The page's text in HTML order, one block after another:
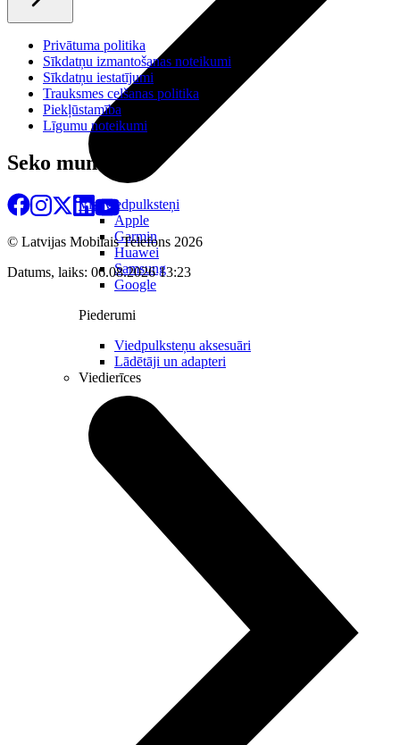
Visi viedpulksteņi
Apple
Garmin
Huawei
Samsung
Google
Piederumi
Viedpulksteņu aksesuāri
Lādētāji un adapteri
Viedierīces
Privātuma politika
Sīkdatņu izmantošanas noteikumi
Sīkdatņu iestatījumi
Trauksmes celšanas politika
Piekļūstamība
Līgumu noteikumi
Seko mums
© Latvijas Mobilais Telefons 2026
Datums, laiks: 06.08.2026 13:23